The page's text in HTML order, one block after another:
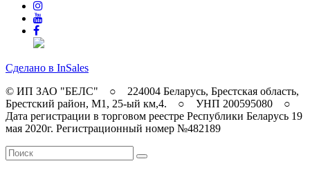
Сделано в InSales
© ИП ЗАО "БЕЛС" ○ 224004 Беларусь, Брестская область,
Брестский район, M1, 25-ый км,4. ○ УНП 200595080 ○
Дата регистрации в торговом реестре Республики Беларусь 19
мая 2020г. Регистрационный номер №482189